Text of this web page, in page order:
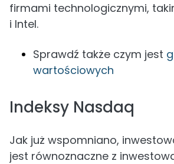
firmami technologicznymi,
i Intel.
Sprawdź także czym jest
wartościowych
Indeksy Nasdaq
Jak już wspomniano,
jest równoznaczne z